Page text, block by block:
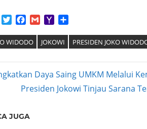
WhatsApp
TwitterFacebook
GmailYahoo
WIDODO JOKOWI PRESIDEN JOKO
Daya Saing UMKM Melalui
Next
Presiden Jokowi Tinjau Sarana
JUGA